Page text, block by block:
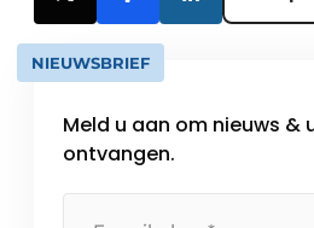
NIEUWSBRIEF
Meld u aan om nieuws &
ontvangen.